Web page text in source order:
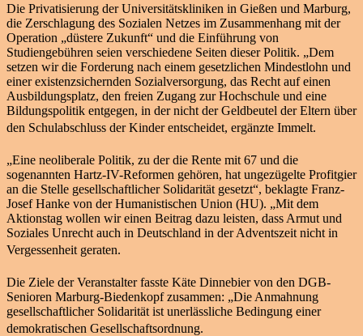
Die Privatisierung der Universitätskliniken in Gießen und Marburg,
die Zerschlagung des Sozialen Netzes im Zusammenhang mit der
Operation „düstere Zukunft“ und die Einführung von
Studiengebühren seien verschiedene Seiten dieser Politik. „Dem
setzen wir die Forderung nach einem gesetzlichen Mindestlohn und
einer existenzsichernden Sozialversorgung, das Recht auf einen
Ausbildungsplatz, den freien Zugang zur Hochschule und eine
Bildungspolitik entgegen, in der nicht der Geldbeutel der Eltern über
den Schulabschluss der Kinder entscheidet, ergänzte Immelt.
„Eine neoliberale Politik, zu der die Rente mit 67 und die
sogenannten Hartz-IV-Reformen gehören, hat ungezügelte Profitgier
an die Stelle gesellschaftlicher Solidarität gesetzt“, beklagte Franz-
Josef Hanke von der Humanistischen Union (HU). „Mit dem
Aktionstag wollen wir einen Beitrag dazu leisten, dass Armut und
Soziales Unrecht auch in Deutschland in der Adventszeit nicht in
Vergessenheit geraten.
Die Ziele der Veranstalter fasste Käte Dinnebier von den DGB-
Senioren Marburg-Biedenkopf zusammen: „Die Anmahnung
gesellschaftlicher Solidarität ist unerlässliche Bedingung einer
demokratischen Gesellschaftsordnung.